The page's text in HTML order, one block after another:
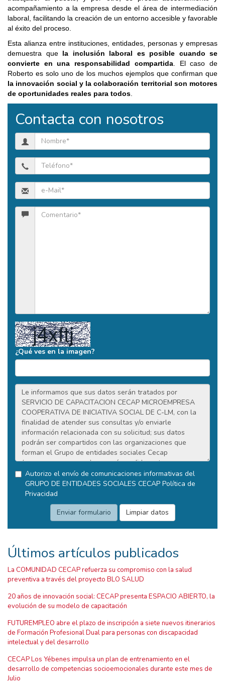
acompañamiento a la empresa desde el área de intermediación
laboral, facilitando la creación de un entorno accesible y favorable
al éxito del proceso.
Esta alianza entre instituciones, entidades, personas y empresas
demuestra que la inclusión laboral es posible cuando se
convierte en una responsabilidad compartida. El caso de
Roberto es solo uno de los muchos ejemplos que confirman que
la innovación social y la colaboración territorial son motores
de oportunidades reales para todos
Contacta con nosotros
¿Qué ves en la imagen?
Autorizo el envío de comunicaciones informativas del
GRUPO DE ENTIDADES SOCIALES CECAP Política de
Privacidad
Últimos artículos publicados
La COMUNIDAD CECAP refuerza su compromiso con la salud
preventiva a través del proyecto BLO SALUD
20 años de innovación social: CECAP presenta ESPACIO ABIERTO, la
evolución de su modelo de capacitación
FUTUREMPLEO abre el plazo de inscripción a siete nuevos itinerarios
de Formación Profesional Dual para personas con discapacidad
intelectual y del desarrollo
CECAP Los Yébenes impulsa un plan de entrenamiento en el
desarrollo de competencias socioemocionales durante este mes de
Julio